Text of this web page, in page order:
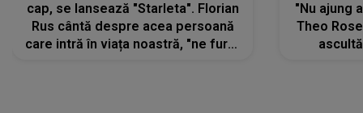
cap, se lansează "Starleta". Florian
Rus cântă despre acea persoană
care intră în viața noastră, "ne fură"
"Nu ajung
Theo